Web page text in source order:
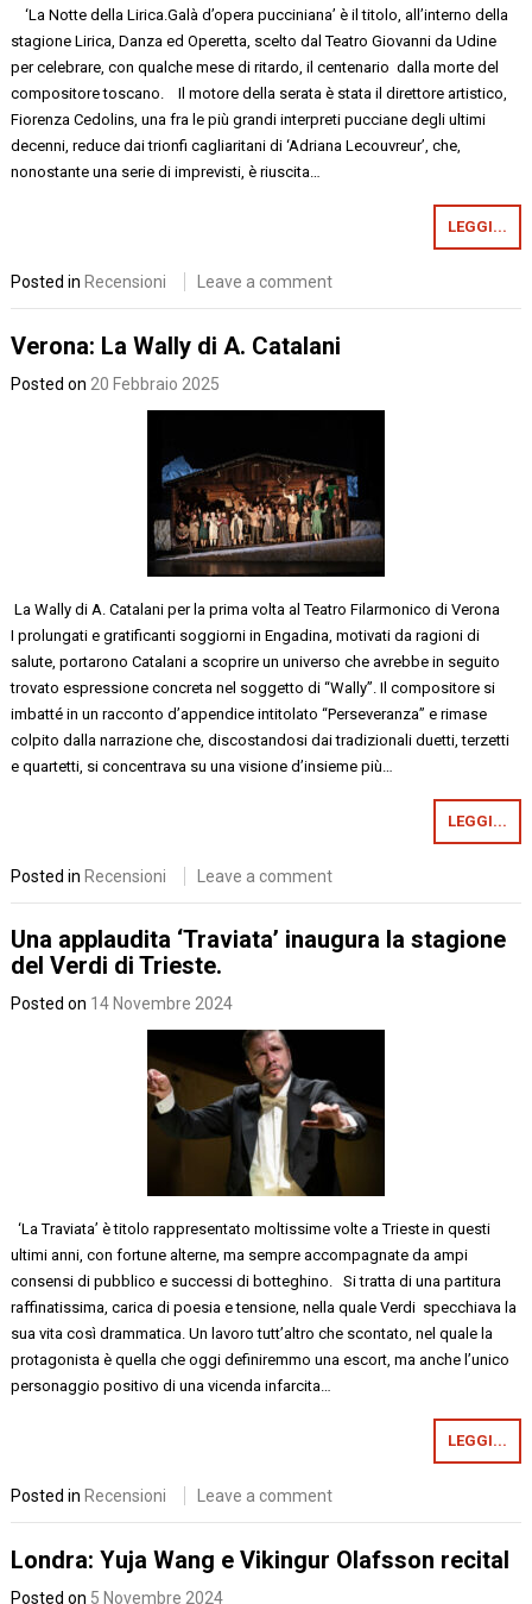
‘La Notte della Lirica.Galà d’opera pucciniana’ è il titolo, all’interno della
stagione Lirica, Danza ed Operetta, scelto dal Teatro Giovanni da Udine
per celebrare, con qualche mese di ritardo, il centenario dalla morte del
compositore toscano. Il motore della serata è stata il direttore artistico,
Fiorenza Cedolins, una fra le più grandi interpreti pucciane degli ultimi
decenni, reduce dai trionfi cagliaritani di ‘Adriana Lecouvreur’, che,
nonostante una serie di imprevisti, è riuscita…
LEGGI...
Posted in Recensioni Leave a comment
Verona: La Wally di A. Catalani
Posted on 20 Febbraio 2025
La Wally di A. Catalani per la prima volta al Teatro Filarmonico di Verona
I prolungati e gratificanti soggiorni in Engadina, motivati da ragioni di
salute, portarono Catalani a scoprire un universo che avrebbe in seguito
trovato espressione concreta nel soggetto di “Wally”. Il compositore si
imbatté in un racconto d’appendice intitolato “Perseveranza” e rimase
colpito dalla narrazione che, discostandosi dai tradizionali duetti, terzetti
e quartetti, si concentrava su una visione d’insieme più…
LEGGI...
Posted inRecensioni Leave a comment
Una applaudita ‘Traviata’ inaugura la stagione
del Verdi di Trieste.
Posted on 14 Novembre 2024
‘La Traviata’ è titolo rappresentato moltissime volte a Trieste in questi
ultimi anni, con fortune alterne, ma sempre accompagnate da ampi
consensi di pubblico e successi di botteghino. Si tratta di una partitura
raffinatissima, carica di poesia e tensione, nella quale Verdi specchiava la
sua vita così drammatica. Un lavoro tutt’altro che scontato, nel quale la
protagonista è quella che oggi definiremmo una escort, ma anche l’unico
personaggio positivo di una vicenda infarcita…
LEGGI...
Posted in Recensioni Leave a comment
Londra: Yuja Wang e Vikingur Olafsson recital
Posted on 5 Novembre 2024